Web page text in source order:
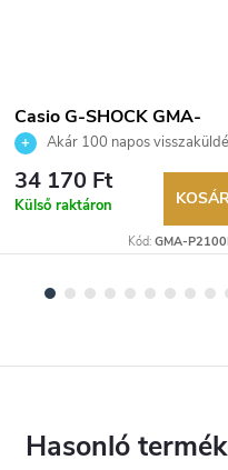
Casio G-SHOCK GMA-
P2100BA-7AER karóra
Akár 100 napos
lehetőség. Hivatalos
34 170 Ft
Külső raktáron
Kód: GMA-